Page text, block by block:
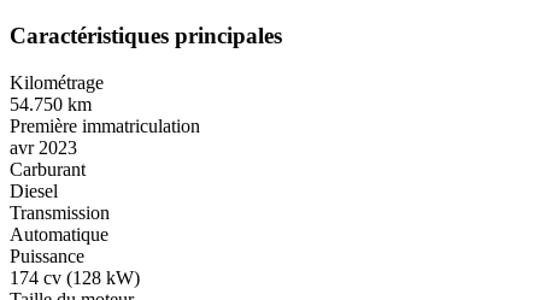
Caractéristiques principales
Kilométrage
54.750 km
Première immatriculation
avr 2023
Carburant
Diesel
Transmission
Automatique
Puissance
174 cv (128 kW)